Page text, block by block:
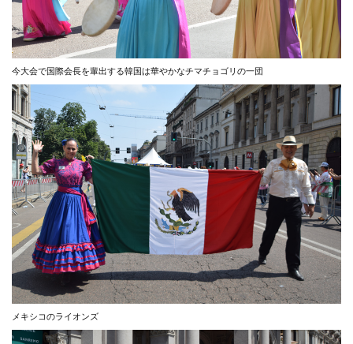
今大会で国際会長を輩出する韓国は華やかなチマチョゴリの一団
メキシコのライオンズ